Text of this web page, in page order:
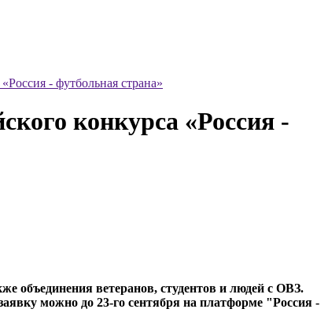
- футбольная страна»
конкурса «Россия -
объединения ветеранов, студентов и людей с ОВЗ.
можно до 23-го сентября на платформе "Россия -